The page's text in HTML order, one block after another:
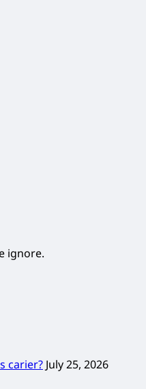
ignore.
carier?July 25, 2026